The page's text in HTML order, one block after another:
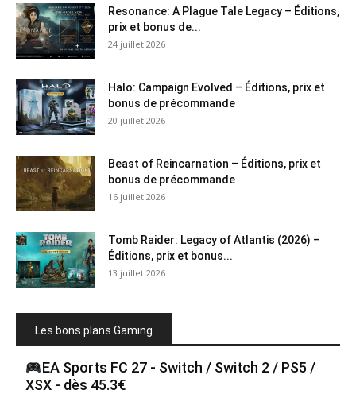
Resonance: A Plague Tale Legacy – Éditions,
prix et bonus de...
24 juillet 2026
Halo: Campaign Evolved – Éditions, prix et
bonus de précommande
20 juillet 2026
Beast of Reincarnation – Éditions, prix et
bonus de précommande
16 juillet 2026
Tomb Raider: Legacy of Atlantis (2026) –
Éditions, prix et bonus...
13 juillet 2026
Les bons plans Gaming
EA Sports FC 27 - Switch / Switch 2 / PS5 /
XSX - dès 45.3€